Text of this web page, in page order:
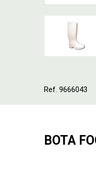
Ref. 9666043
BOTA